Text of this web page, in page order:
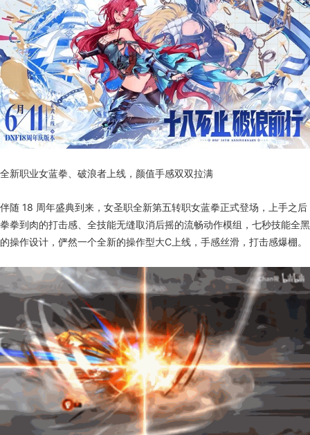
全新职业女蓝拳、破浪者上线，颜值手感双双拉满
伴随 18 周年盛典到来，女圣职全新第五转职女蓝拳正式登场，上手之后
拳拳到肉的打击感、全技能无缝取消后摇的流畅动作模组，七秒技能全黑
的操作设计，俨然一个全新的操作型大C上线，手感丝滑，打击感爆棚。